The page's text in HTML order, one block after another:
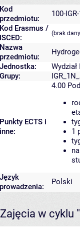
Kod
przedmiotu:
100-
Kod Erasmus /
ISCED:
(brak
Nazwa
przedmiotu:
Jednostka:
Grupy:
Punkty ECTS i
inne:
4.00
1
Język
prowadzenia:
Polski
Zajęcia w cyklu